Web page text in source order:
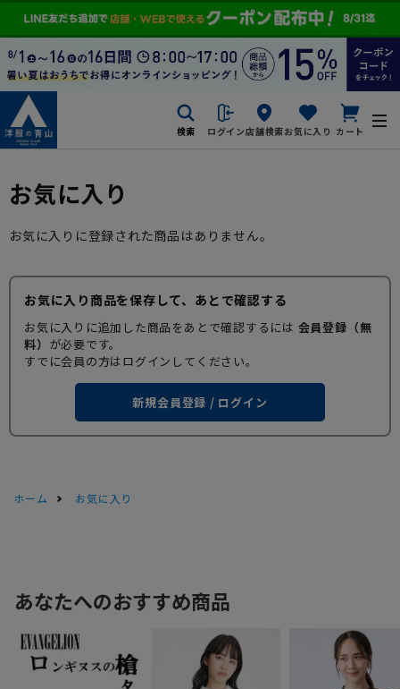
検索 ログイン店舗検索お気に入り カート
お気に入り
お気に入りに登録された商品はありません。
お気に入り商品を保存して、あとで確認する
お気に入りに追加した商品をあとで確認するには 会員登録（無
料） が必要です。
すでに会員の方はログインしてください。
新規会員登録 / ログイン
ホーム お気に入り